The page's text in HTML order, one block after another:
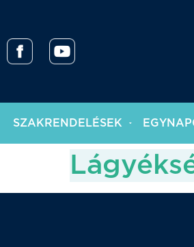
SZAKRENDELÉSEK